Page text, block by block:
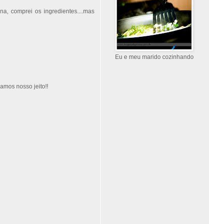
comprei os ingredientes....mas
nosso jeito!!
Eu e meu marido cozinhando